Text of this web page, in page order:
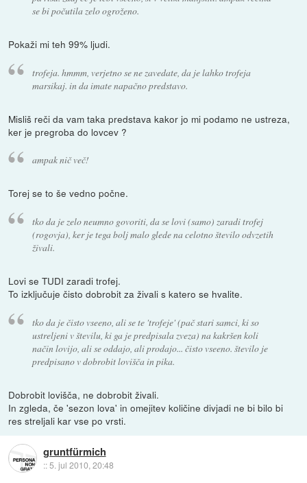
se bi počutila zelo ogroženo.
Pokaži mi teh 99% ljudi.
trofeja. hmmm, verjetno se ne zavedate, da je lahko trofeja
marsikaj. in da imate napačno predstavo.
Misliš reči da vam taka predstava kakor jo mi podamo ne ustreza,
ker je pregroba do lovcev ?
ampak nič več!
Torej se to še vedno počne.
tko da je zelo neumno govoriti, da se lovi (samo) zaradi trofej
(rogovja), ker je tega bolj malo glede na celotno število odvzetih
živali.
Lovi se TUDI zaradi trofej.
To izključuje čisto dobrobit za živali s katero se hvalite.
tko da je čisto vseeno, ali se te 'trofeje' (pač stari samci, ki so
ustreljeni v številu, ki ga je predpisala zveza) na kakršen koli
način lovijo, ali se oddajo, ali prodajo... čisto vseeno. število je
predpisano v dobrobit lovišča in pika.
Dobrobit lovišča, ne dobrobit živali.
In zgleda, če 'sezon lova' in omejitev količine divjadi ne bi bilo bi
res streljali kar vse po vrsti.
gruntfürmich
::5. jul 2010, 20:48